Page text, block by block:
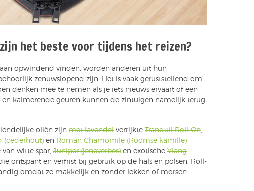
het beste voor tijdens het reizen?
opwindend vinden, worden anderen uit hun
zenuwslopend zijn. Het is vaak geruststellend om
denken mee te nemen als je iets nieuws ervaart of een
kalmerende geuren kunnen de zintuigen namelijk terug
oliën zijn met lavendel verrijkte Tranquil Roll-On,
(cederhout) en Roman Chamomile (Roomse kamille)
van witte spar, Juniper (jeneverbes) en exotische Ylang
ontspant en verfrist bij gebruik op de hals en polsen. Roll-
omdat ze makkelijk en zonder lekken of morsen